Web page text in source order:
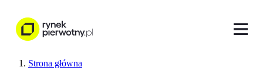
Strona główna